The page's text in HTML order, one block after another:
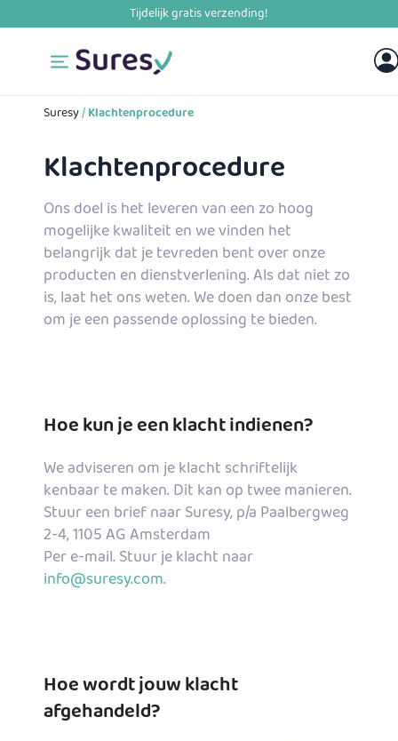
to
content
Suresy/Klachtenprocedure
Klachtenprocedure
Ons doel is het leveren van een zo hoog
mogelijke kwaliteit en we vinden het
belangrijk dat je tevreden bent over onze
producten en dienstverlening. Als dat niet zo
is, laat het ons weten. We doen dan onze best
om je een passende oplossing te bieden.
Hoe kun je een klacht indienen?
We adviseren om je klacht schriftelijk
kenbaar te maken. Dit kan op twee manieren.
Stuur een brief naar Suresy, p/a Paalbergweg
2-4, 1105 AG Amsterdam
Per e-mail. Stuur je klacht naar
info@suresy.com.
Hoe wordt jouw klacht
afgehandeld?